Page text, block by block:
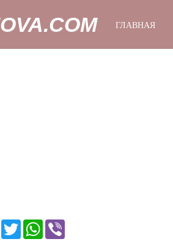
ГЛАВНАЯ
Odnoklassniki
TwitterWhatsApp